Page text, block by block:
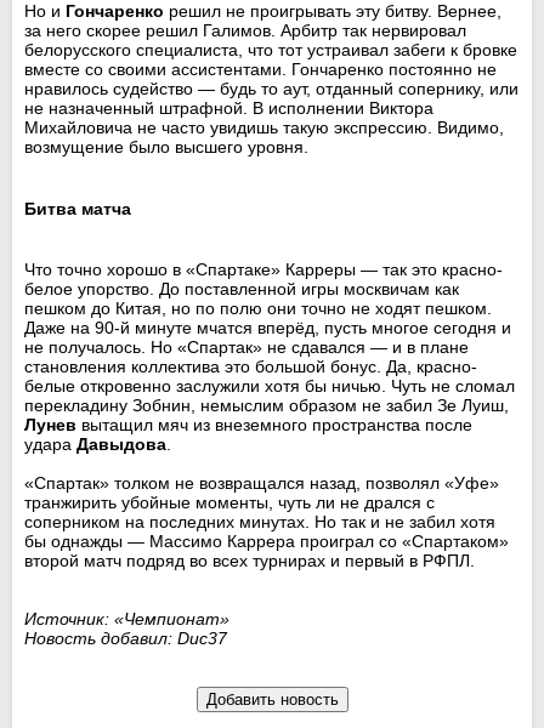
Но и Гончаренко решил не проигрывать эту битву. Вернее,
за него скорее решил Галимов. Арбитр так нервировал
белорусского специалиста, что тот устраивал забеги к бровке
вместе со своими ассистентами. Гончаренко постоянно не
нравилось судейство — будь то аут, отданный сопернику, или
не назначенный штрафной. В исполнении Виктора
Михайловича не часто увидишь такую экспрессию. Видимо,
возмущение было высшего уровня.
Битва матча
Что точно хорошо в «Спартаке» Карреры — так это красно-
белое упорство. До поставленной игры москвичам как
пешком до Китая, но по полю они точно не ходят пешком.
Даже на 90-й минуте мчатся вперёд, пусть многое сегодня и
не получалось. Но «Спартак» не сдавался — и в плане
становления коллектива это большой бонус. Да, красно-
белые откровенно заслужили хотя бы ничью. Чуть не сломал
перекладину Зобнин, немыслим образом не забил Зе Луиш,
Лунев вытащил мяч из внеземного пространства после
удара Давыдова.
«Спартак» толком не возвращался назад, позволял «Уфе»
транжирить убойные моменты, чуть ли не дрался с
соперником на последних минутах. Но так и не забил хотя
бы однажды — Массимо Каррера проиграл со «Спартаком»
второй матч подряд во всех турнирах и первый в РФПЛ.
Источник: «Чемпионат»
Новость добавил: Duc37